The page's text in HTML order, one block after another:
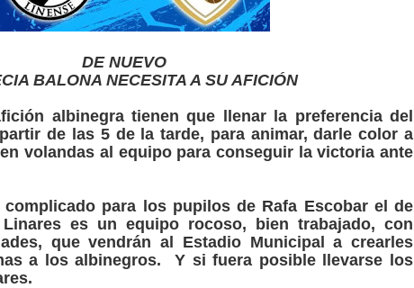
DE NUEVO
BALONA NECESITA A SU AFICIÓN
albinegra tienen que llenar la preferencia del
de las 5 de la tarde, para animar, darle color a
volandas al equipo para conseguir la victoria ante
para los pupilos de Rafa Escobar el de
es un equipo rocoso, bien trabajado, con
que vendrán al Estadio Municipal a crearles
a los albinegros. Y si fuera posible llevarse los